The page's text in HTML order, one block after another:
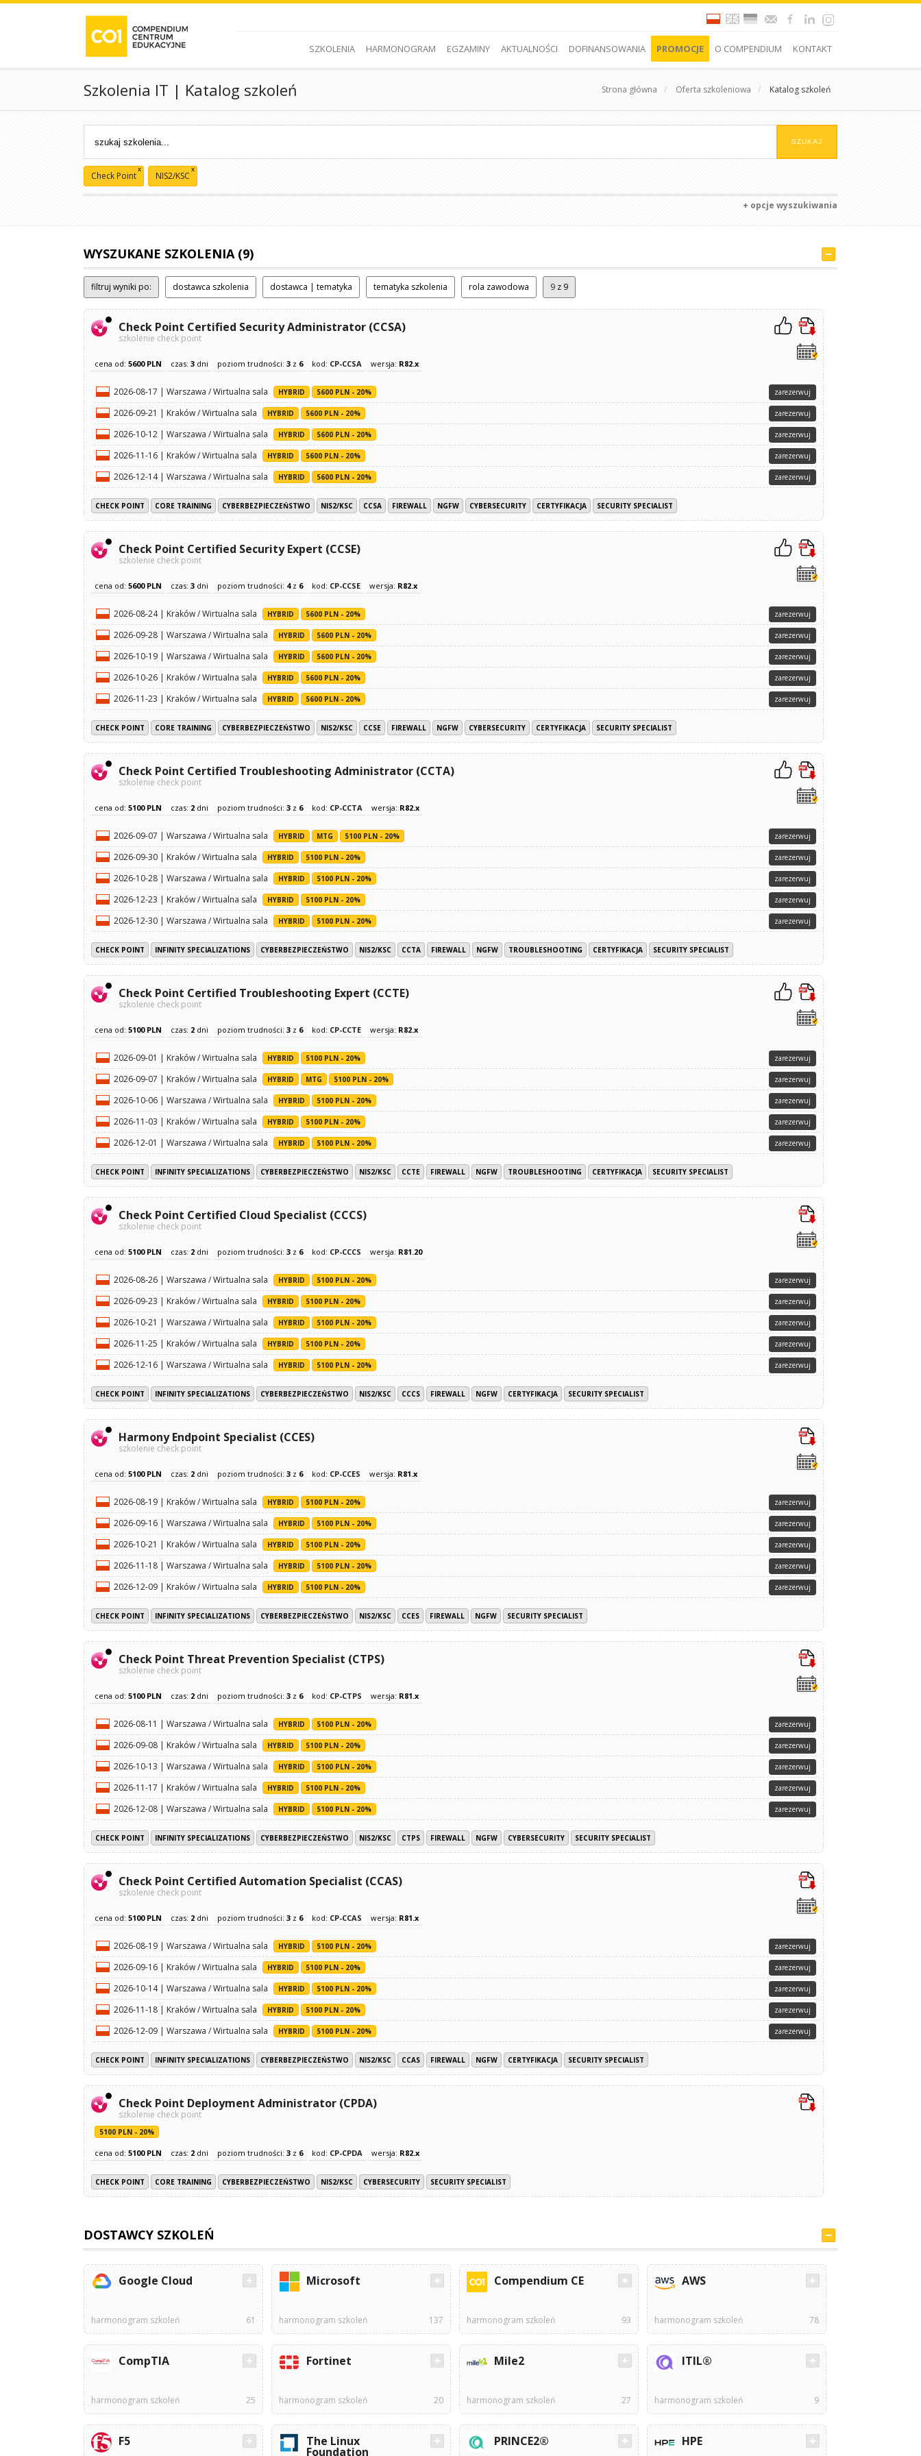
SZKOLENIA HARMONOGRAM EGZAMINY AKTUALNOŚCI DOFINANSOWANIA PROMOCJE O COMPENDIUM KONTAKT
Szkolenia IT | Katalog szkoleń Strona główna / Oferta szkoleniowa / Katalog szkoleń
Check Point
x
NIS2/KSC
x
+ opcje wyszukiwania
WYSZUKANE SZKOLENIA (9)
filtruj wyniki po: dostawca szkolenia dostawca | tematyka tematyka szkolenia rola zawodowa 9 z 9
Check Point Certified Security Administrator (CCSA)
szkolenie check point
cena od: 5600 PLN czas: 3 dni poziom trudności: 3 z 6 kod: CP-CCSA wersja: R82.x
2026-08-17 | Warszawa / Wirtualna sala HYBRID 5600 PLN - 20% zarezerwuj
2026-09-21 | Kraków / Wirtualna sala HYBRID 5600 PLN - 20% zarezerwuj
2026-10-12 | Warszawa / Wirtualna sala HYBRID 5600 PLN - 20% zarezerwuj
2026-11-16 | Kraków / Wirtualna sala HYBRID 5600 PLN - 20% zarezerwuj
2026-12-14 | Warszawa / Wirtualna sala HYBRID 5600 PLN - 20% zarezerwuj
CHECK POINT CORE TRAINING CYBERBEZPIECZEŃSTWO NIS2/KSC CCSA FIREWALL NGFW CYBERSECURITY CERTYFIKACJA SECURITY SPECIALIST
Check Point Certified Security Expert (CCSE)
szkolenie check point
cena od: 5600 PLN czas: 3 dni poziom trudności: 4z 6 kod: CP-CCSE wersja: R82.x
2026-08-24 | Kraków / Wirtualna sala HYBRID 5600 PLN - 20% zarezerwuj
2026-09-28 | Warszawa / Wirtualna sala HYBRID 5600 PLN - 20% zarezerwuj
2026-10-19 | Warszawa / Wirtualna sala HYBRID 5600 PLN - 20% zarezerwuj
2026-10-26 | Kraków / Wirtualna sala HYBRID 5600 PLN - 20% zarezerwuj
2026-11-23 | Kraków / Wirtualna sala HYBRID 5600 PLN - 20% zarezerwuj
CHECK POINT CORE TRAINING CYBERBEZPIECZEŃSTWO NIS2/KSC CCSE FIREWALL NGFW CYBERSECURITY CERTYFIKACJA SECURITY SPECIALIST
Check Point Certified Troubleshooting Administrator (CCTA)
szkolenie check point
cena od: 5100 PLN czas: 2 dni poziom trudności: 3 z 6 kod: CP-CCTA wersja: R82.x
2026-09-07 | Warszawa / Wirtualna sala HYBRID MTG 5100 PLN - 20% zarezerwuj
2026-09-30 | Kraków / Wirtualna sala HYBRID 5100 PLN - 20% zarezerwuj
2026-10-28 | Warszawa / Wirtualna sala HYBRID 5100 PLN - 20% zarezerwuj
2026-12-23 | Kraków / Wirtualna sala HYBRID 5100 PLN - 20% zarezerwuj
2026-12-30 | Warszawa / Wirtualna sala HYBRID 5100 PLN - 20% zarezerwuj
CHECK POINT INFINITY SPECIALIZATIONS CYBERBEZPIECZEŃSTWO NIS2/KSC CCTA FIREWALL NGFW TROUBLESHOOTING CERTYFIKACJA SECURITY SPECIALIST
Check Point Certified Troubleshooting Expert (CCTE)
szkolenie check point
cena od: 5100 PLN czas: 2 dni poziom trudności: 3 z 6 kod: CP-CCTE wersja: R82.x
2026-09-01 | Kraków / Wirtualna sala HYBRID 5100 PLN - 20% zarezerwuj
2026-09-07 | Kraków / Wirtualna sala HYBRID MTG 5100 PLN - 20% zarezerwuj
2026-10-06 | Warszawa / Wirtualna sala HYBRID 5100 PLN - 20% zarezerwuj
2026-11-03 | Kraków / Wirtualna sala HYBRID 5100 PLN - 20% zarezerwuj
2026-12-01 | Warszawa / Wirtualna sala HYBRID 5100 PLN - 20% zarezerwuj
CHECK POINT INFINITY SPECIALIZATIONS CYBERBEZPIECZEŃSTWO NIS2/KSC CCTE FIREWALL NGFW TROUBLESHOOTING CERTYFIKACJA SECURITY SPECIALIST
Check Point Certified Cloud Specialist (CCCS)
szkolenie check point
cena od: 5100 PLN czas: 2 dni poziom trudności: 3 z 6 kod: CP-CCCS wersja: R81.20
2026-08-26 | Warszawa / Wirtualna sala HYBRID 5100 PLN - 20% zarezerwuj
2026-09-23 | Kraków / Wirtualna sala HYBRID 5100 PLN - 20% zarezerwuj
2026-10-21 | Warszawa / Wirtualna sala HYBRID 5100 PLN - 20% zarezerwuj
2026-11-25 | Kraków / Wirtualna sala HYBRID 5100 PLN - 20% zarezerwuj
2026-12-16 | Warszawa / Wirtualna sala HYBRID 5100 PLN - 20% zarezerwuj
CHECK POINT INFINITY SPECIALIZATIONS CYBERBEZPIECZEŃSTWO NIS2/KSC CCCS FIREWALL NGFW CERTYFIKACJA SECURITY SPECIALIST
Harmony Endpoint Specialist (CCES)
szkolenie check point
cena od: 5100 PLN czas: 2 dni poziom trudności: 3 z 6 kod: CP-CCES wersja: R81.x
2026-08-19 | Kraków / Wirtualna sala HYBRID 5100 PLN - 20% zarezerwuj
2026-09-16 | Warszawa / Wirtualna sala HYBRID 5100 PLN - 20% zarezerwuj
2026-10-21 | Kraków / Wirtualna sala HYBRID 5100 PLN - 20% zarezerwuj
2026-11-18 | Warszawa / Wirtualna sala HYBRID 5100 PLN - 20% zarezerwuj
2026-12-09 | Kraków / Wirtualna sala HYBRID 5100 PLN - 20% zarezerwuj
CHECK POINT INFINITY SPECIALIZATIONS CYBERBEZPIECZEŃSTWO NIS2/KSC CCES FIREWALL NGFW SECURITY SPECIALIST
Check Point Threat Prevention Specialist (CTPS)
szkolenie check point
cena od: 5100 PLN czas: 2 dni poziom trudności: 3 z 6 kod: CP-CTPS wersja: R81.x
2026-08-11 | Warszawa / Wirtualna sala HYBRID 5100 PLN - 20% zarezerwuj
2026-09-08 | Kraków / Wirtualna sala HYBRID 5100 PLN - 20% zarezerwuj
2026-10-13 | Warszawa / Wirtualna sala HYBRID 5100 PLN - 20% zarezerwuj
2026-11-17 | Kraków / Wirtualna sala HYBRID 5100 PLN - 20% zarezerwuj
2026-12-08 | Warszawa / Wirtualna sala HYBRID 5100 PLN - 20% zarezerwuj
CHECK POINT INFINITY SPECIALIZATIONS CYBERBEZPIECZEŃSTWO NIS2/KSC CTPS FIREWALL NGFW CYBERSECURITY SECURITY SPECIALIST
Check Point Certified Automation Specialist (CCAS)
szkolenie check point
cena od: 5100 PLN czas: 2 dni poziom trudności: 3 z 6 kod: CP-CCAS wersja: R81.x
2026-08-19 | Warszawa / Wirtualna sala HYBRID 5100 PLN - 20% zarezerwuj
2026-09-16 | Kraków / Wirtualna sala HYBRID 5100 PLN - 20% zarezerwuj
2026-10-14 | Warszawa / Wirtualna sala HYBRID 5100 PLN - 20% zarezerwuj
2026-11-18 | Kraków / Wirtualna sala HYBRID 5100 PLN - 20% zarezerwuj
2026-12-09 | Warszawa / Wirtualna sala HYBRID 5100 PLN - 20% zarezerwuj
CHECK POINT INFINITY SPECIALIZATIONS CYBERBEZPIECZEŃSTWO NIS2/KSC CCAS FIREWALL NGFW CERTYFIKACJA SECURITY SPECIALIST
Check Point Deployment Administrator (CPDA)
szkolenie check point
5100 PLN - 20%
cena od: 5100 PLN czas: 2 dni poziom trudności: 3 z 6 kod: CP-CPDA wersja: R82.x
CHECK POINT CORE TRAINING CYBERBEZPIECZEŃSTWO NIS2/KSC CYBERSECURITY SECURITY SPECIALIST
DOSTAWCY SZKOLEŃ
Google Cloud
harmonogram szkoleń 61
Microsoft
harmonogram szkoleń 137
Compendium CE
harmonogram szkoleń 93
AWS
harmonogram szkoleń 78
CompTIA
harmonogram szkoleń 25
Fortinet
harmonogram szkoleń 20
Mile2
harmonogram szkoleń 27
ITIL®
harmonogram szkoleń 9
F5 The Linux
Foundation
PRINCE2® HPE